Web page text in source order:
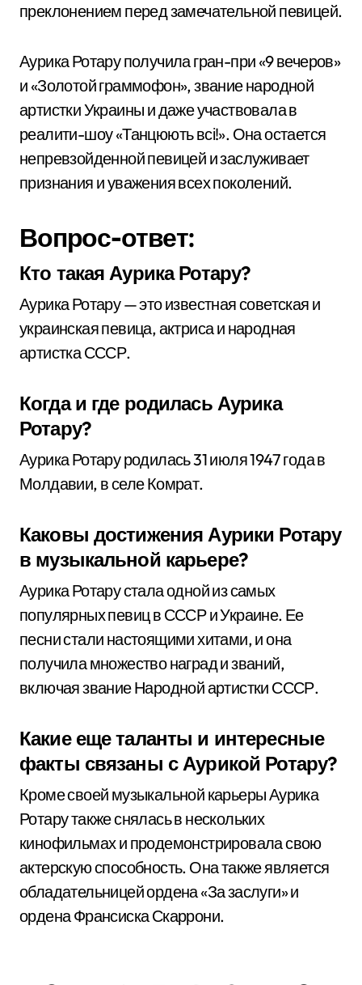
преклонением перед замечательной певицей.
Аурика Ротару получила гран-при «9 вечеров»
и «Золотой граммофон», звание народной
артистки Украины и даже участвовала в
реалити-шоу «Танцюють всі!». Она остается
непревзойденной певицей и заслуживает
признания и уважения всех поколений.
Вопрос-ответ:
Кто такая Аурика Ротару?
Аурика Ротару — это известная советская и
украинская певица, актриса и народная
артистка СССР.
Когда и где родилась Аурика
Ротару?
Аурика Ротару родилась 31 июля 1947 года в
Молдавии, в селе Комрат.
Каковы достижения Аурики Ротару
в музыкальной карьере?
Аурика Ротару стала одной из самых
популярных певиц в СССР и Украине. Ее
песни стали настоящими хитами, и она
получила множество наград и званий,
включая звание Народной артистки СССР.
Какие еще таланты и интересные
факты связаны с Аурикой Ротару?
Кроме своей музыкальной карьеры Аурика
Ротару также снялась в нескольких
кинофильмах и продемонстрировала свою
актерскую способность. Она также является
обладательницей ордена «За заслуги» и
ордена Франсиска Скаррони.